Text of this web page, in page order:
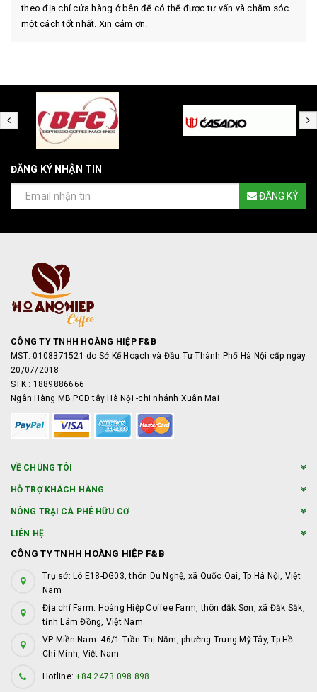
theo địa chỉ cửa hàng ở bên để có thể được tư vấn và chăm sóc
một cách tốt nhất. Xin cảm ơn.
ĐĂNG KÝ NHẬN TIN
ĐĂNG KÝ
CÔNG TY TNHH HOÀNG HIỆP F&B
MST: 0108371521 do Sở Kế Hoạch và Đầu Tư Thành Phố Hà Nội cấp ngày
20/07/2018
STK : 1889886666
Ngân Hàng MB PGD tây Hà Nội -chi nhánh Xuân Mai
VỀ CHÚNG TÔI
HỖ TRỢ KHÁCH HÀNG
NÔNG TRẠI CÀ PHÊ HỮU CƠ
LIÊN HỆ
CÔNG TY TNHH HOÀNG HIỆP F&B
Trụ sở: Lô E18-DG03, thôn Du Nghệ, xã Quốc Oai, Tp.Hà Nội, Việt
Nam
Địa chỉ Farm: Hoàng Hiệp Coffee Farm, thôn đắk Sơn, xã Đắk Sắk,
tỉnh Lâm Đồng, Việt Nam
VP Miền Nam: 46/1 Trần Thị Năm, phường Trung Mỹ Tây, Tp.Hồ
Chí Minh, Việt Nam
Hotline:+84 2473 098 898